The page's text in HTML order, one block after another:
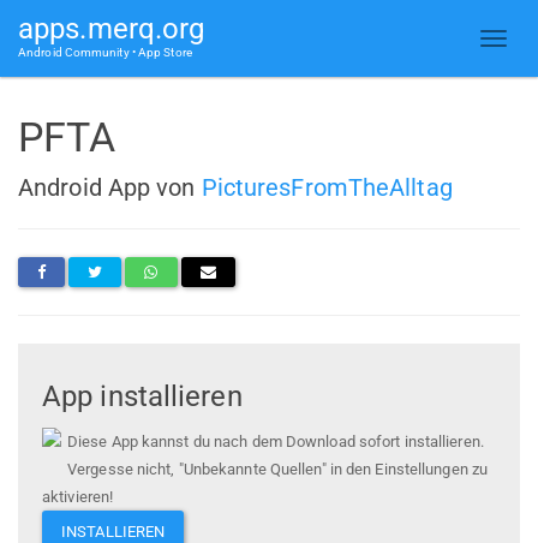
apps.merq.org
Android Community • App Store
PFTA
Android App von PicturesFromTheAlltag
App installieren
Diese App kannst du nach dem Download sofort installieren.
Vergesse nicht, "Unbekannte Quellen" in den Einstellungen zu
aktivieren!
INSTALLIEREN